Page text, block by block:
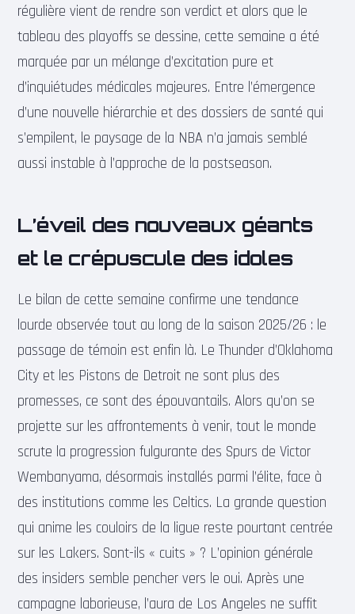
régulière vient de rendre son verdict et alors que le
tableau des playoffs se dessine, cette semaine a été
marquée par un mélange d’excitation pure et
d’inquiétudes médicales majeures. Entre l’émergence
d’une nouvelle hiérarchie et des dossiers de santé qui
s’empilent, le paysage de la NBA n’a jamais semblé
aussi instable à l’approche de la postseason.
L’éveil des nouveaux géants
et le crépuscule des idoles
Le bilan de cette semaine confirme une tendance
lourde observée tout au long de la saison 2025/26 : le
passage de témoin est enfin là. Le Thunder d’Oklahoma
City et les Pistons de Detroit ne sont plus des
promesses, ce sont des épouvantails. Alors qu’on se
projette sur les affrontements à venir, tout le monde
scrute la progression fulgurante des Spurs de Victor
Wembanyama, désormais installés parmi l’élite, face à
des institutions comme les Celtics. La grande question
qui anime les couloirs de la ligue reste pourtant centrée
sur les Lakers. Sont-ils « cuits » ? L’opinion générale
des insiders semble pencher vers le oui. Après une
campagne laborieuse, l’aura de Los Angeles ne suffit